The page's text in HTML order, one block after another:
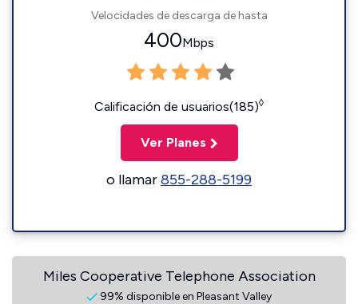
Velocidades de descarga de hasta
400Mbps
Calificación de usuarios(185)◊
Ver Planes
o llamar855-288-5199
Miles Cooperative Telephone Association
99% disponible en Pleasant Valley